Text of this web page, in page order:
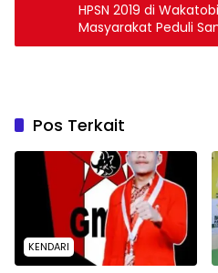
HPSN 2019 di
Masyarakat Peduli
Pos Terkait
KENDARI